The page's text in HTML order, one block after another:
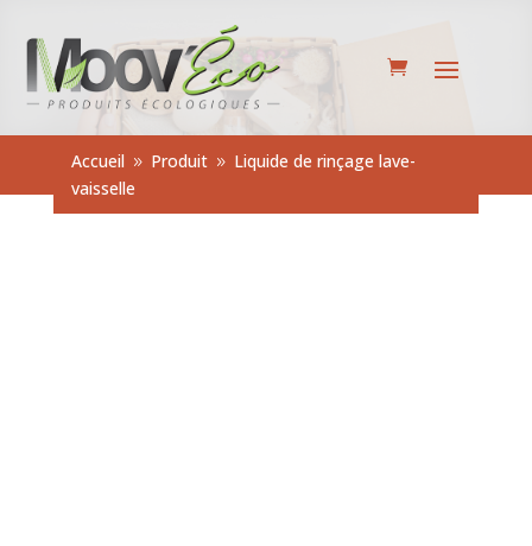
Accueil 9 Produit 9 Liquide de rinçage lave-
vaisselle